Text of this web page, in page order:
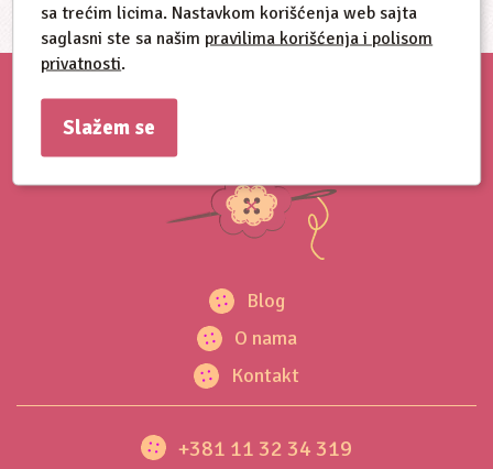
Blog
O nama
Kontakt
+381 11 32 34 319
sa trećim licima. Nastavkom korišćenja web sajta
saglasni ste sa našim pravilima korišćenja i polisom
privatnosti.
Slažem se